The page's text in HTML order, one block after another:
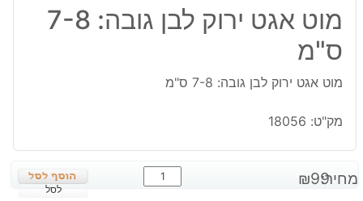
מוט אגט ירוק לבן גובה: 7-8
ס"מ
מוט אגט ירוק לבן גובה: 7-8 ס"מ
מק"ט: 18056
מחיר: ₪99
כמות
של
לסל